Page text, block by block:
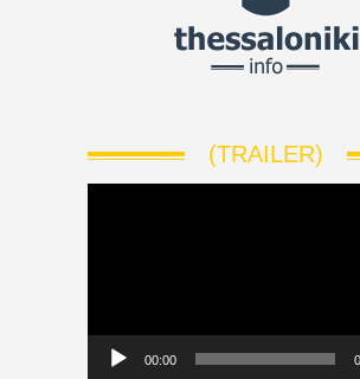
(TRAILER)
P
00:00